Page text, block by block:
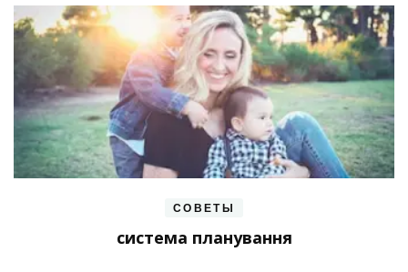
СОВЕТЫ
система планування